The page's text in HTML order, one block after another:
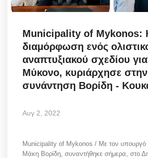
Cost Of Living Crisis
Opinion + Analysis
Local Elections 2023
All News
Municipality of Mykonos:
διαμόρφωση ενός
αναπτυξιακού σχεδίου
Μύκονο, κυριάρχησε στην
συνάντηση Βορίδη -
Αυγ 2, 2022
Municipality of Mykonos / Με τον υπουργό
Μάκη Βορίδη, συναντήθηκε σήμερα, στο